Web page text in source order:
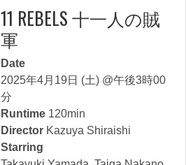
ュ
11 REBELS 十一人の賊
軍
Date
2025年4月19日 (土) @午後3時00
分
Runtime 120min
Director Kazuya Shiraishi
Starring